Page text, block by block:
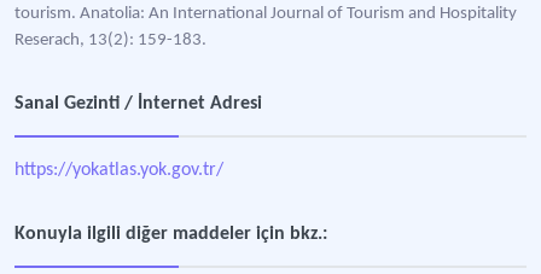
tourism. Anatolia: An International Journal of Tourism and Hospitality
Reserach, 13(2): 159-183.
Sanal Gezinti / İnternet Adresi
https://yokatlas.yok.gov.tr/
Konuyla ilgili diğer maddeler için bkz.: